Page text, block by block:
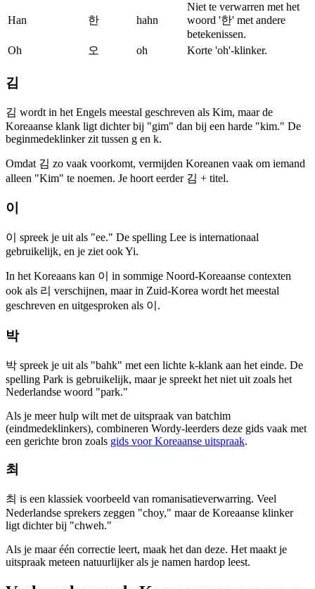
Han 한 hahn
Niet te verwarren met het
woord '한' met andere
betekenissen.
Oh
오 oh Korte 'oh'-klinker.
김
김 wordt in het Engels meestal geschreven als Kim, maar de
Koreaanse klank ligt dichter bij "gim" dan bij een harde "kim." De
beginmedeklinker zit tussen g en k.
Omdat 김 zo vaak voorkomt, vermijden Koreanen vaak om iemand
alleen "Kim" te noemen. Je hoort eerder 김 + titel.
이
이 spreek je uit als "ee." De spelling Lee is internationaal
gebruikelijk, en je ziet ook Yi.
In het Koreaans kan 이 in sommige Noord-Koreaanse contexten
ook als 리 verschijnen, maar in Zuid-Korea wordt het meestal
geschreven en uitgesproken als 이.
박
박 spreek je uit als "bahk" met een lichte k-klank aan het einde. De
spelling Park is gebruikelijk, maar je spreekt het niet uit zoals het
Nederlandse woord "park."
Als je meer hulp wilt met de uitspraak van batchim
(eindmedeklinkers), combineren Wordy-leerders deze gids vaak met
een gerichte bron zoals gids voor Koreaanse uitspraak.
최
최 is een klassiek voorbeeld van romanisatieverwarring. Veel
Nederlandse sprekers zeggen "choy," maar de Koreaanse klinker
ligt dichter bij "chweh."
Als je maar één correctie leert, maak het dan deze. Het maakt je
uitspraak meteen natuurlijker als je namen hardop leest.